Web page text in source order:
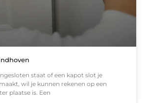
staat of een kapot slot je
wil je kunnen rekenen op een
plaatse is. Een